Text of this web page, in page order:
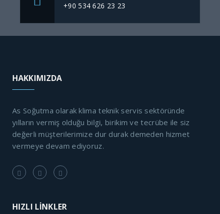
+90 534 626 23 23
HAKKIMIZDA
As Soğutma olarak klima teknik servis sektöründe
yılların vermiş olduğu bilgi, birikim ve tecrübe ile siz
değerli müşterilerimize dur durak demeden hizmet
vermeye devam ediyoruz.
HIZLI LİNKLER